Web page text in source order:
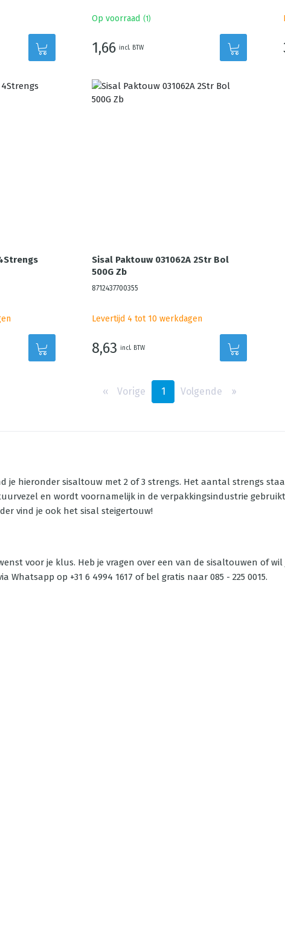
Op voorraad (1 )
1,66 incl. BTW
Sisal Paktouw 031062A 2Str Bol
500G Zb
8712437700355
Levertijd 4 tot 10 werkdagen
8,63 incl. BTW
‹‹ Vorige 1 Volgende ››
je hieronder sisaltouw met 2 of 3 strengs. Het aantal strengs
en wordt voornamelijk in de verpakkingsindustrie
vind je ook het sisal steigertouw!
voor je klus. Heb je vragen over een van de sisaltouwen of
op +31 6 4994 1617 of bel gratis naar 085 - 225 0015.